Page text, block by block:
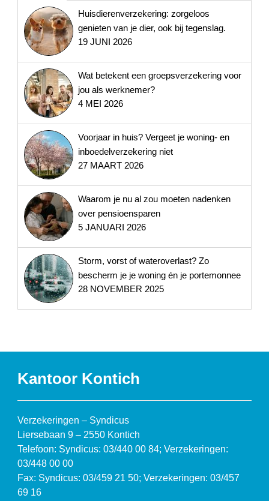
Huisdierenverzekering: zorgeloos
genieten van je dier, ook bij tegenslag.
19 JUNI 2026
Wat betekent een groepsverzekering voor
jou als werknemer?
4 MEI 2026
Voorjaar in huis? Vergeet je woning- en
inboedelverzekering niet
27 MAART 2026
Waarom je nu al zou moeten nadenken
over pensioensparen
5 JANUARI 2026
Storm, vorst of wateroverlast? Zo
bescherm je je woning én je portemonnee
28 NOVEMBER 2025
Kantoor Kontich
Verzekeringen – Syndicus
Liersebaan 9 – 2550 Kontich
Telefoon: Syndicus: 03/440 00 84; Verzekeringen:
03/448 00 00
Fax: Syndicus: 03/459 21 50; Verzekeringen: 03/457
69 16